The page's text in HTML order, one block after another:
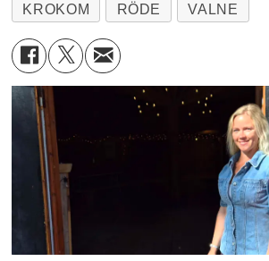
KROKOM RÖDE VALNE